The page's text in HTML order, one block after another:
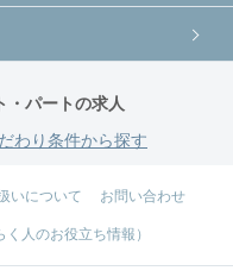
・パートの求人
わり条件から探す
いについて お問い合わせ
人のお役立ち情報）